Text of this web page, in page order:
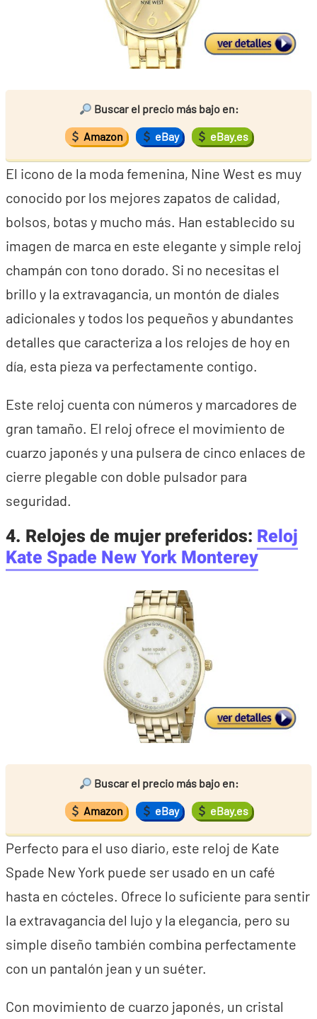
Buscar el precio más bajo en:
Amazon eBay eBay.es
El icono de la moda femenina, Nine West es muy
conocido por los mejores zapatos de calidad,
bolsos, botas y mucho más. Han establecido su
imagen de marca en este elegante y simple reloj
champán con tono dorado. Si no necesitas el
brillo y la extravagancia, un montón de diales
adicionales y todos los pequeños y abundantes
detalles que caracteriza a los relojes de hoy en
día, esta pieza va perfectamente contigo.
Este reloj cuenta con números y marcadores de
gran tamaño. El reloj ofrece el movimiento de
cuarzo japonés y una pulsera de cinco enlaces de
cierre plegable con doble pulsador para
seguridad.
4. Relojes de mujer preferidos: Reloj
Kate Spade New York Monterey
Buscar el precio más bajo en:
Amazon eBay eBay.es
Perfecto para el uso diario, este reloj de Kate
Spade New York puede ser usado en un café
hasta en cócteles. Ofrece lo suficiente para sentir
la extravagancia del lujo y la elegancia, pero su
simple diseño también combina perfectamente
con un pantalón jean y un suéter.
Con movimiento de cuarzo japonés, un cristal